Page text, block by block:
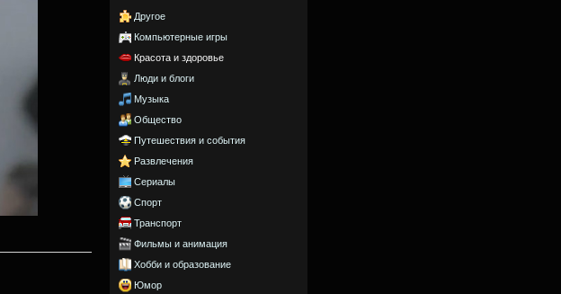
Другое
Компьютерные игры
Красота и здоровье
Люди и блоги
Музыка
Общество
Путешествия и события
Развлечения
Сериалы
Спорт
Транспорт
Фильмы и анимация
Хобби и образование
Юмор